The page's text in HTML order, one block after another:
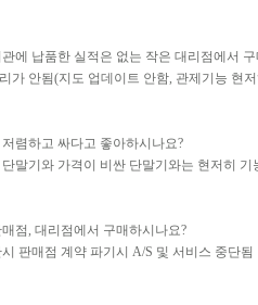
에 납품한 실적은 없는 작은 대리점에서
가 안됨(지도 업데이트 안함, 관제기능 현
렴하고 싸다고 좋아하시나요?
말기와 가격이 비싼 단말기와는 현저히 기
점, 대리점에서 구매하시나요?
판매점 계약 파기시 A/S 및 서비스 중단됨